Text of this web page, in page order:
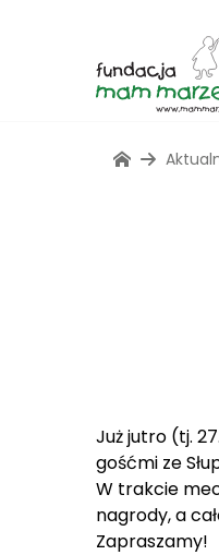
Już jutro (tj.
gośćmi ze
W trakcie
nagrody, a
Zapraszamy!